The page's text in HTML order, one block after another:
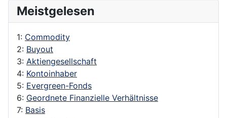
Meistgelesen
1: Commodity
2: Buyout
3: Aktiengesellschaft
4: Kontoinhaber
5: Evergreen-Fonds
6: Geordnete Finanzielle Verhältnisse
7: Basis